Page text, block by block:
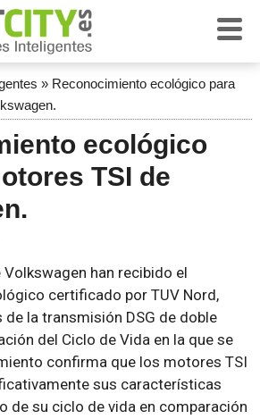
» Reconocimiento ecológico para
ecológico
TSI de
han recibido el
certificado por TUV Nord,
la transmisión DSG de doble
del Ciclo de Vida en la que se
confirma que los motores TSI
sus características
de su ciclo de vida en comparación